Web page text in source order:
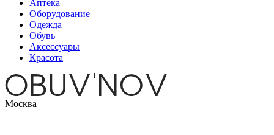
Аптека
Оборудование
Одежда
Обувь
Аксессуары
Красота
Москва